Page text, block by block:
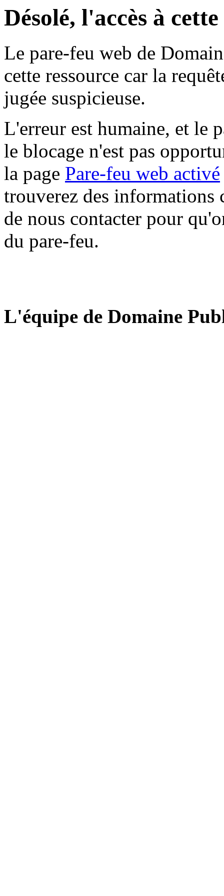
Désolé, l'accès à
Le pare-feu web de
cette ressource car la
jugée suspicieuse.
L'erreur est humaine, et le
le blocage n'est pas
la page Pare-feu web activé
trouverez des informations
de nous contacter pour
du pare-feu.
L'équipe de Domaine